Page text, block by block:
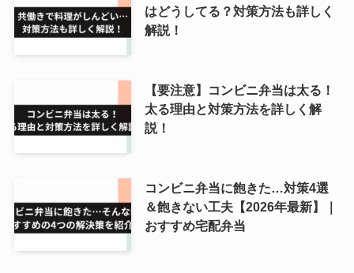
はどうしてる？対策方法も詳しく
解説！
【要注意】コンビニ弁当は太る！
太る理由と対策方法を詳しく解
説！
コンビニ弁当に飽きた…対策4選
＆飽きない工夫【2026年最新】｜
おすすめ宅配弁当